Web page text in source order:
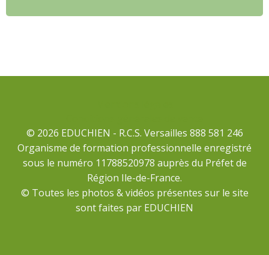
© 2026 EDUCHIEN - R.C.S. Versailles 888 581 246
Organisme de formation professionnelle enregistré
sous le numéro 11788520978 auprès du Préfet de
Région Ile-de-France.
© Toutes les photos & vidéos présentes sur le site
sont faites par EDUCHIEN